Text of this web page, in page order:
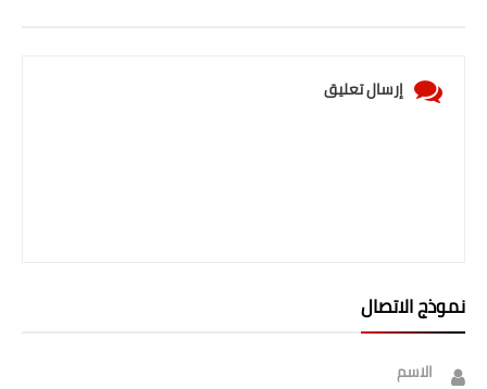
إرسال تعليق
نموذج الاتصال
الاسم